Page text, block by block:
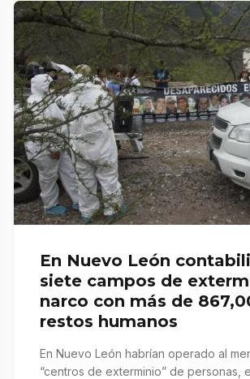
En Nuevo León
siete campos de
narco con más de
restos humanos
En Nuevo León habrían operado al
“centros de exterminio” de personas,